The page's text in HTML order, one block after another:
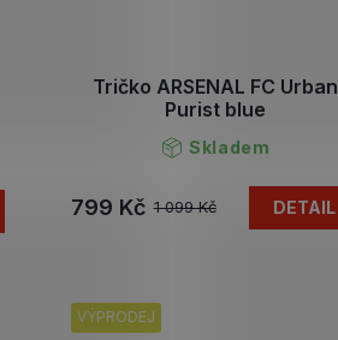
Tričko ARSENAL FC Urban
Purist blue
Skladem
1 099 Kč
799 Kč DETAIL
VÝPRODEJ